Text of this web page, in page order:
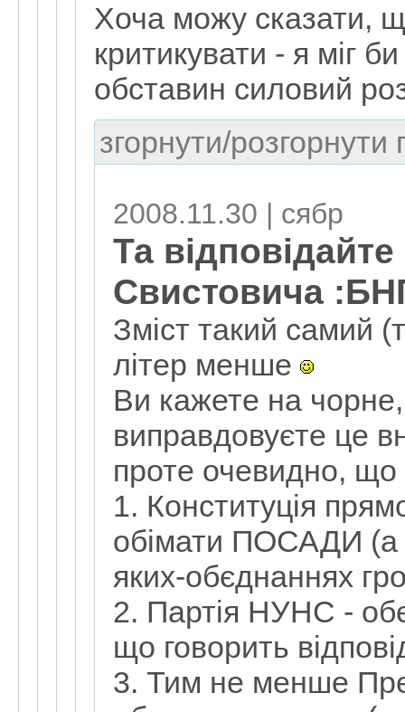
Хоча можу сказати,
критикувати - я міг
обставин силовий
згорнути/розгорнути
2008.11.30 | сябр
Та
Свистовича
Зміст такий самий
літер менше
Ви кажете на
виправдовуєте це
проте очевидно, що
1. Конституція
обімати ПОСАДИ (а
яких-обєднаннях
2. Партія НУНС -
що говорить
3. Тим не менше